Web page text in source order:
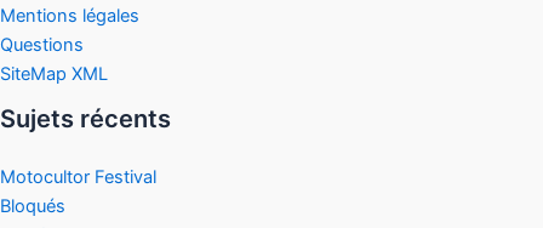
Mentions légales
Questions
SiteMap XML
Sujets récents
Motocultor Festival
Bloqués